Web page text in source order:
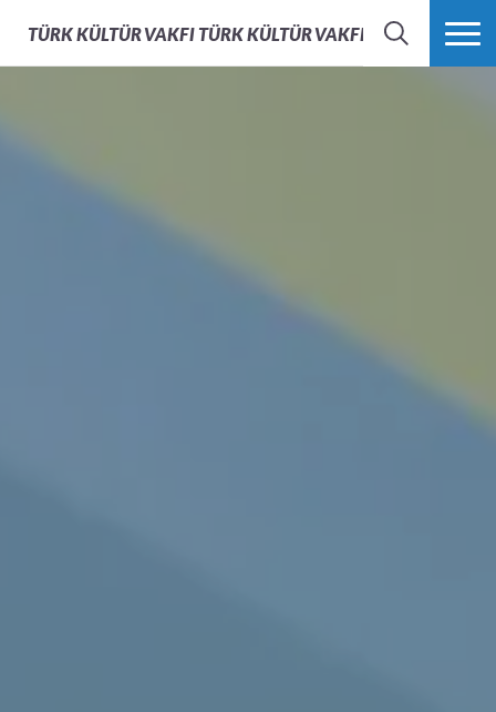
TÜRK KÜLTÜR VAKFITÜRK KÜLTÜR VAKFI - AFS TÜRKIYE
ARAMA FAZLASI